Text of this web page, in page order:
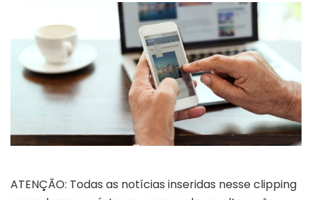
ATENÇÃO: Todas as notícias inseridas nesse clipping